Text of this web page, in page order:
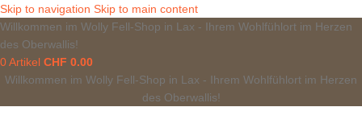
Skip to navigation Skip to main content
Willkommen im Wolly Fell-Shop in Lax - Ihrem Wohlfühlort im Herzen
des Oberwallis!
0Artikel CHF 0.00
Willkommen im Wolly Fell-Shop in Lax - Ihrem Wohlfühlort im Herzen
des Oberwallis!